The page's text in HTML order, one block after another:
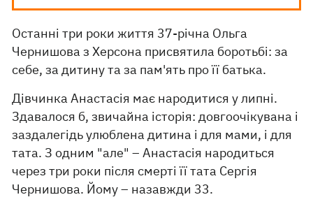
Останні три роки життя 37-річна Ольга
Чернишова з Херсона присвятила боротьбі: за
себе, за дитину та за пам'ять про її батька.
Дівчинка Анастасія має народитися у липні.
Здавалося б, звичайна історія: довгоочікувана і
заздалегідь улюблена дитина і для мами, і для
тата. З одним "але" – Анастасія народиться
через три роки після смерті її тата Сергія
Чернишова. Йому – назавжди 33.